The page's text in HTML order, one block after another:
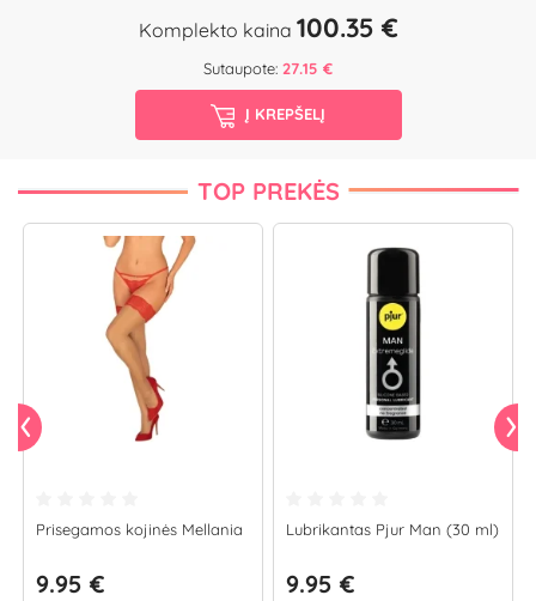
Komplekto kaina 100.35 €
Sutaupote: 27.15 €
Į KREPŠELĮ
TOP PREKĖS
Prisegamos kojinės Mellania
9.95 €
Lubrikantas Pjur Man (30 ml)
9.95 €